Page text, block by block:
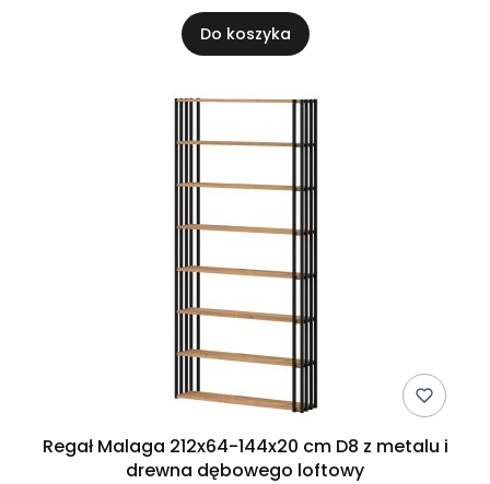
Do koszyka
Regał Malaga 212x64-144x20 cm D8 z metalu i
drewna dębowego loftowy